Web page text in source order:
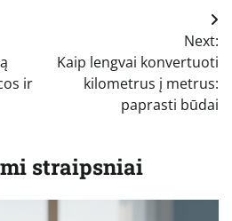
ir
Next:
Kaip lengvai konvertuoti
kilometrus į metrus:
paprasti būdai
straipsniai